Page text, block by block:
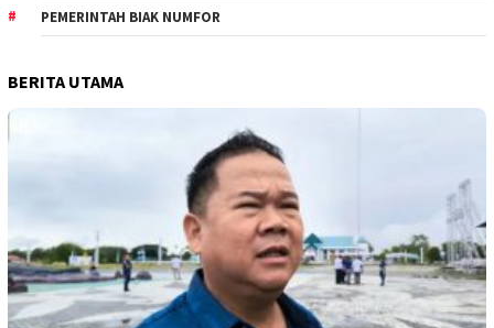
PEMERINTAH BIAK NUMFOR
BERITA UTAMA